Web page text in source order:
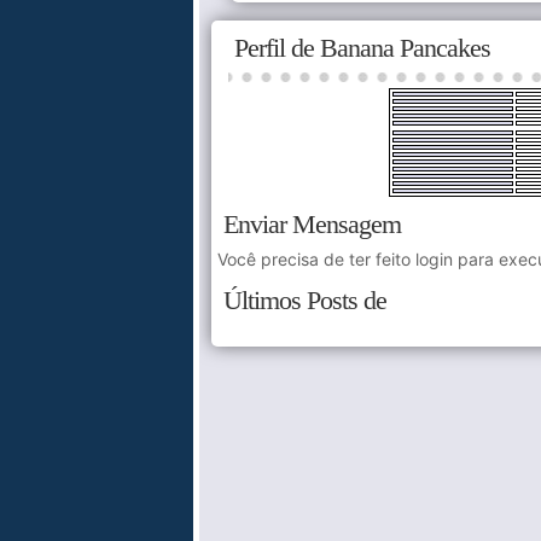
Perfil de Banana Pancakes
Enviar Mensagem
Você precisa de ter feito login para
Últimos Posts de